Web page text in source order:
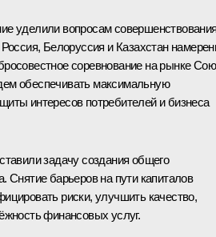
уделили вопросам
Белоруссия и Казахстан
соревнование на рынке
обеспечивать максимальную
интересов потребителей и бизнеса
задачу создания общего
Снятие барьеров на пути капиталов
риски, улучшить качество,
финансовых услуг.